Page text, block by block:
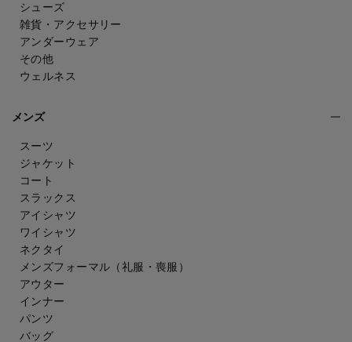
シューズ
雑貨・アクセサリー
アンダーウェア
その他
ウェルネス
メンズ
スーツ
ジャケット
コート
スラックス
アイシャツ
ワイシャツ
ネクタイ
メンズフォーマル （礼服・喪服）
アウター
インナー
パンツ
バッグ